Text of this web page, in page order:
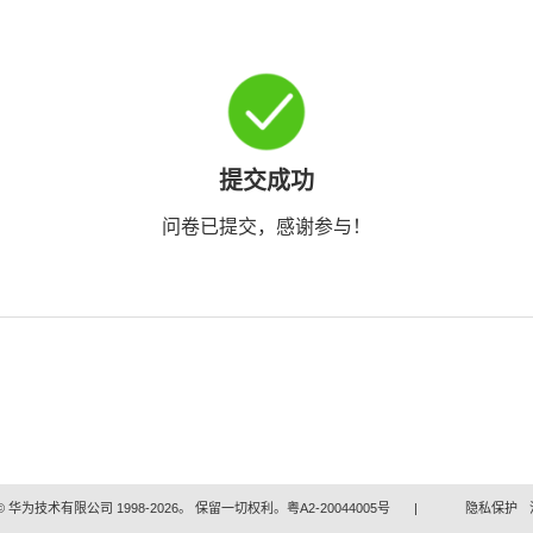
提交成功
问卷已提交，感谢参与！
华为技术有限公司 1998-2026。 保留一切权利。粤A2-20044005号 | 隐私保护